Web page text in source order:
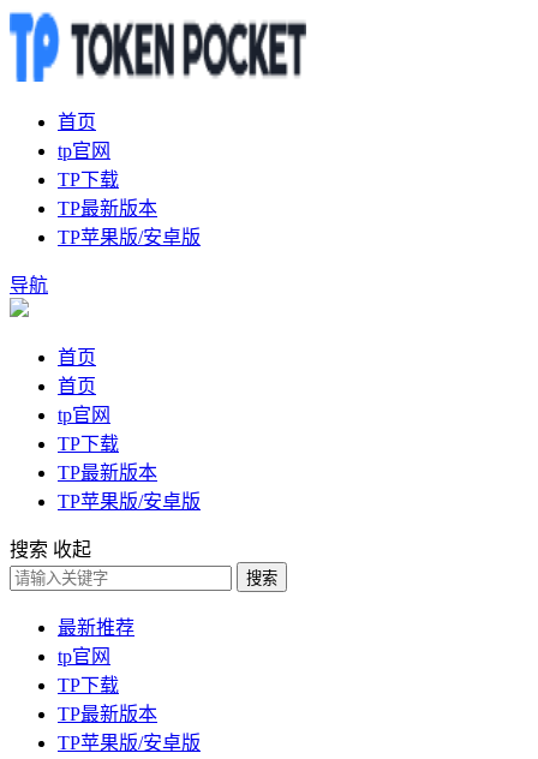
首页
tp官网
TP下载
TP最新版本
TP苹果版/安卓版
导航
首页
首页
tp官网
TP下载
TP最新版本
TP苹果版/安卓版
搜索 收起
搜索
最新推荐
tp官网
TP下载
TP最新版本
TP苹果版/安卓版